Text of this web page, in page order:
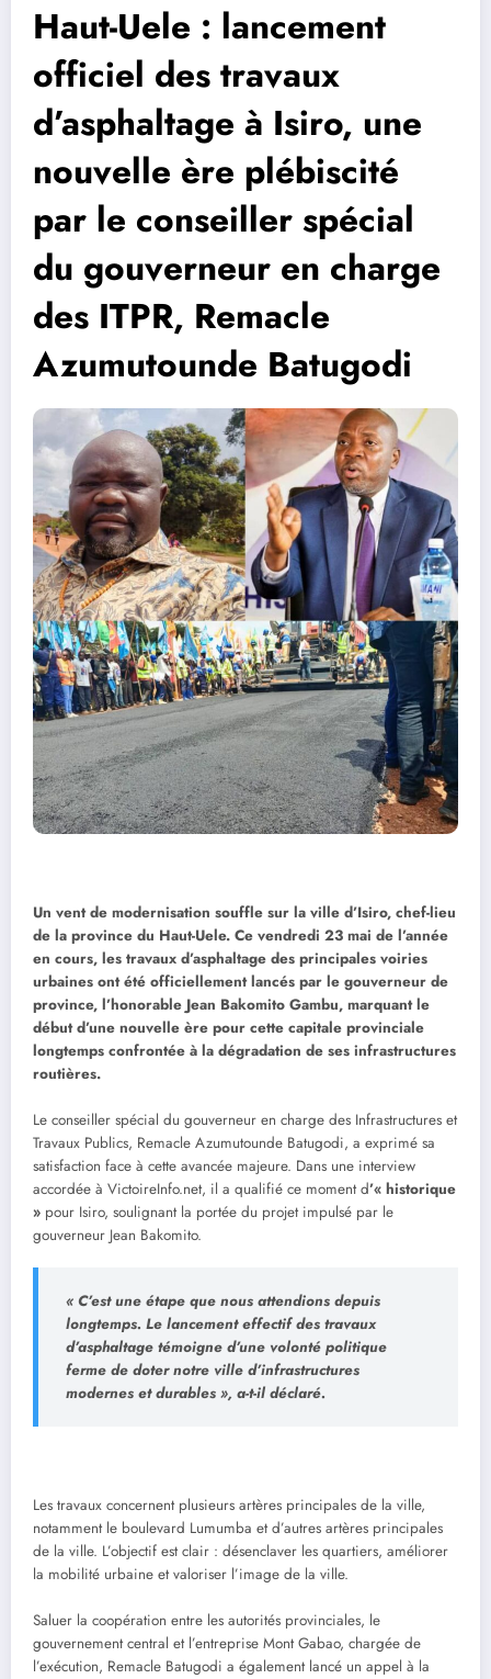
Haut-Uele : lancement
officiel des travaux
d’asphaltage à Isiro, une
nouvelle ère plébiscité
par le conseiller spécial
du gouverneur en charge
des ITPR, Remacle
Azumutounde Batugodi
Un vent de modernisation souffle sur la ville d’Isiro, chef-lieu
de la province du Haut-Uele. Ce vendredi 23 mai de l’année
en cours, les travaux d’asphaltage des principales voiries
urbaines ont été officiellement lancés par le gouverneur de
province, l’honorable Jean Bakomito Gambu, marquant le
début d’une nouvelle ère pour cette capitale provinciale
longtemps confrontée à la dégradation de ses infrastructures
routières.
Le conseiller spécial du gouverneur en charge des Infrastructures et
Travaux Publics, Remacle Azumutounde Batugodi, a exprimé sa
satisfaction face à cette avancée majeure. Dans une interview
accordée à VictoireInfo.net, il a qualifié ce moment d’« historique
» pour Isiro, soulignant la portée du projet impulsé par le
gouverneur Jean Bakomito.
« C’est une étape que nous attendions depuis
longtemps. Le lancement effectif des travaux
d’asphaltage témoigne d’une volonté politique
ferme de doter notre ville d’infrastructures
modernes et durables », a-t-il déclaré.
Les travaux concernent plusieurs artères principales de la ville,
notamment le boulevard Lumumba et d’autres artères principales
de la ville. L’objectif est clair : désenclaver les quartiers, améliorer
la mobilité urbaine et valoriser l’image de la ville.
Saluer la coopération entre les autorités provinciales, le
gouvernement central et l’entreprise Mont Gabao, chargée de
l’exécution, Remacle Batugodi a également lancé un appel à la